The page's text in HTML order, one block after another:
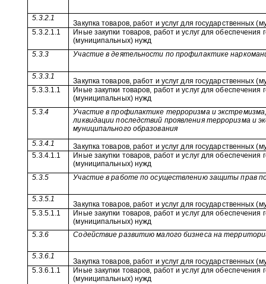
5.3.2.1
Закупка товаров, работ и услуг для государственных
5.3.2.1.1
Иные закупки товаров, работ и услуг для обеспечения
(муниципальных) нужд
5.3.3
Участие в деятельности по профилактике
5.3.3.1
Закупка товаров, работ и услуг для государственных
5.3.3.1.1
Иные закупки товаров, работ и услуг для обеспечения
(муниципальных) нужд
5.3.4
Участие в профилактике терроризма и
ликвидации последствий проявления терроризма и
муниципального образования
5.3.4.1
Закупка товаров, работ и услуг для государственных
5.3.4.1.1
Иные закупки товаров, работ и услуг для обеспечения
(муниципальных) нужд
5.3.5
Участие в работе по осуществлению защиты прав
5.3.5.1
Закупка товаров, работ и услуг для государственных
5.3.5.1.1
Иные закупки товаров, работ и услуг для обеспечения
(муниципальных) нужд
5.3.6
Содействие развитию малого бизнеса на
5.3.6.1
Закупка товаров, работ и услуг для государственных
5.3.6.1.1
Иные закупки товаров, работ и услуг для обеспечения
(муниципальных) нужд